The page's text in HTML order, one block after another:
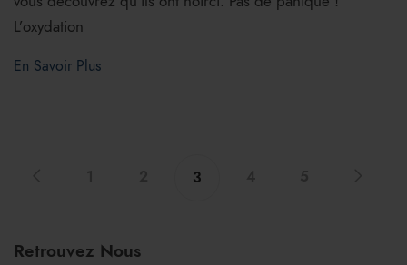
L’oxydation
En Savoir Plus
3
Retrouvez Nous